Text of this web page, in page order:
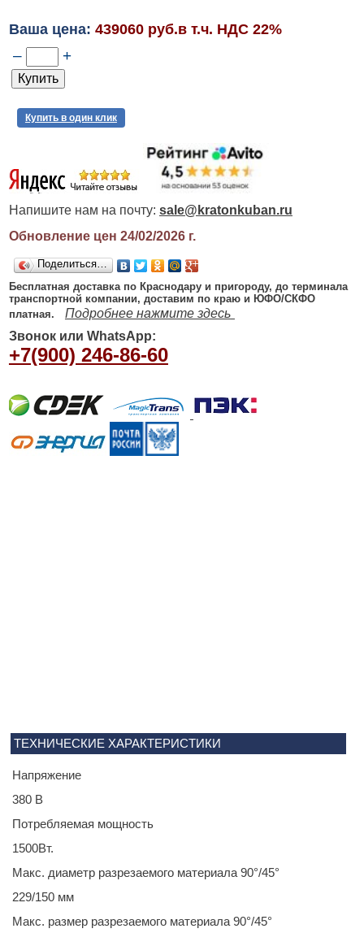
Ваша цена: 439060 руб.в т.ч. НДС 22%
– +
Купить в один клик
Напишите нам на почту: sale@kratonkuban.ru
Обновление цен 24/02/2026г.
Поделиться…
Бесплатная доставка по Краснодару и пригороду, до терминала
транспортной компании, доставим по краю и ЮФО/СКФО
платная.
Подробнее нажмите здесь
Звонок или WhatsApp:
+7(900) 246-86-60
ТЕХНИЧЕСКИЕ ХАРАКТЕРИСТИКИ
Напряжение
380 В
Потребляемая мощность
1500Вт.
Макс. диаметр разрезаемого материала 90°/45°
229/150 мм
Макс. размер разрезаемого материала 90°/45°